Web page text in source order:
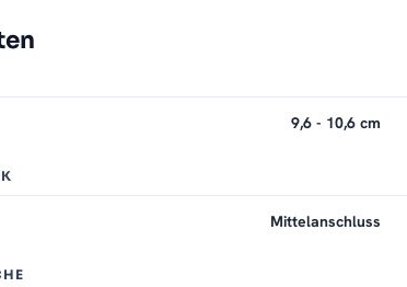
9,6 - 10,6 cm
Mittelanschluss